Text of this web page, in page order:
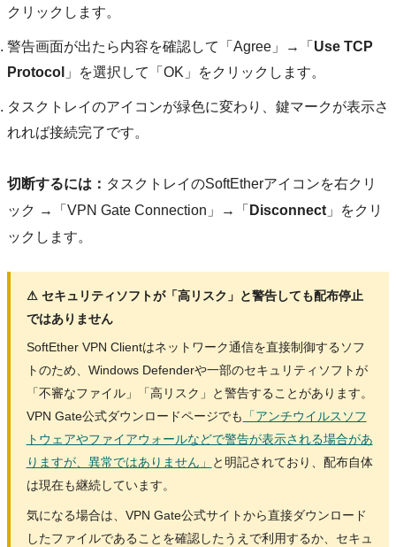
クリックします。
警告画面が出たら内容を確認して「Agree」→「 Use TCP
Protocol 」を選択して「OK」をクリックします。
タスクトレイのアイコンが緑色に変わり、鍵マークが表示さ
れれば接続完了です。
切断するには： タスクトレイのSoftEtherアイコンを右クリ
ック →「VPN Gate Connection」→「 Disconnect 」をクリ
ックします。
⚠ セキュリティソフトが「高リスク」と警告しても配布停止
ではありません
SoftEther VPN Clientはネットワーク通信を直接制御するソフ
トのため、Windows Defenderや一部のセキュリティソフトが
「不審なファイル」「高リスク」と警告することがあります。
VPN Gate公式ダウンロードページでも 「アンチウイルスソフ
トウェアやファイアウォールなどで警告が表示される場合があ
りますが、異常ではありません」
と明記されており、配布自体
は現在も継続しています。
気になる場合は、VPN Gate公式サイトから直接ダウンロード
したファイルであることを確認したうえで利用するか、セキュ